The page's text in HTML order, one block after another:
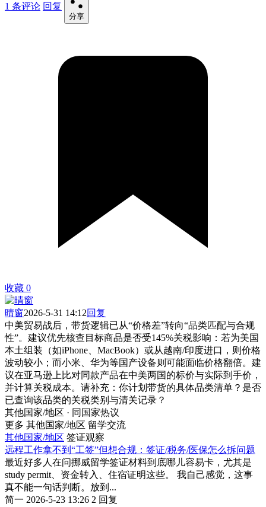
1 条评论 回复
分享
收藏 0
晴窗2026-5-31 14:12回复
中美贸易战后，带货逻辑已从“价格差”转向“品类匹配与合规
性”。建议优先核查目标商品是否受145%关税影响：若为美国
本土组装（如iPhone、MacBook）或从越南/印度进口，则价格
波动较小；而小米、华为等国产设备则可能面临价格翻倍。建
议在亚马逊上比对同款产品在中美两国的标价与实际到手价，
并计算关税成本。请补充：你计划带货的具体品类清单？是否
已查询该品类的关税类别与清关记录？
其他国家/地区 · 同国家热议
更多 其他国家/地区 留学交流
其他国家/地区 签证观察
远程工作拿不到“工签”但想合规：签证/税务/医保怎么拆问题
最近好多人在问挪威留学签证材料到底哪儿容易卡，尤其是
study permit、资金转入、住宿证明这些。 我自己感觉，这事
真不能一句话判断。放到...
简一 2026-5-23 13:26 2 回复